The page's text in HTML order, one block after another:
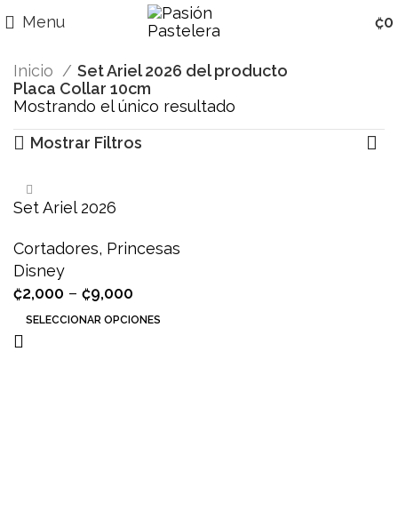
Menu ₡0
Inicio
Set Ariel 2026 del producto
Placa Collar 10cm
Mostrando el único resultado
Mostrar Filtros
Set Ariel 2026
Cortadores, Princesas
Disney
₡2,000 – ₡9,000
SELECCIONAR OPCIONES